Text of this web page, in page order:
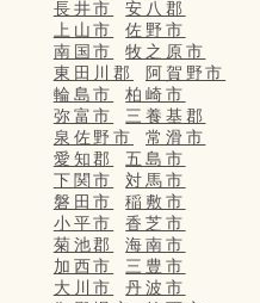
長井市
安八郡
上山市
佐野市
南国市
牧之原市
東田川郡
阿賀野市
輪島市
柏崎市
弥富市
三養基郡
泉佐野市
常滑市
愛知郡
五島市
下関市
対馬市
磐田市
稲敷市
小平市
香芝市
菊池郡
海南市
加西市
三豊市
大川市
丹波市